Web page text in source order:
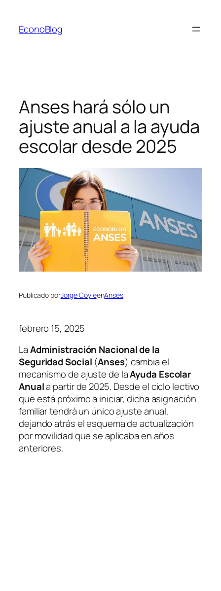
contenido
EconoBlog
Anses hará sólo un
ajuste anual a la ayuda
escolar desde 2025
Publicado porJorge CoyleenAnses
febrero 15, 2025
LaAdministración Nacional de la
Seguridad Social (Anses) cambia el
mecanismo de ajuste de laAyuda Escolar
Anuala partir de 2025. Desde el ciclo lectivo
que está próximo a iniciar, dicha asignación
familiar tendrá un único ajuste anual,
dejando atrás el esquema de actualización
por movilidad que se aplicaba en años
anteriores.